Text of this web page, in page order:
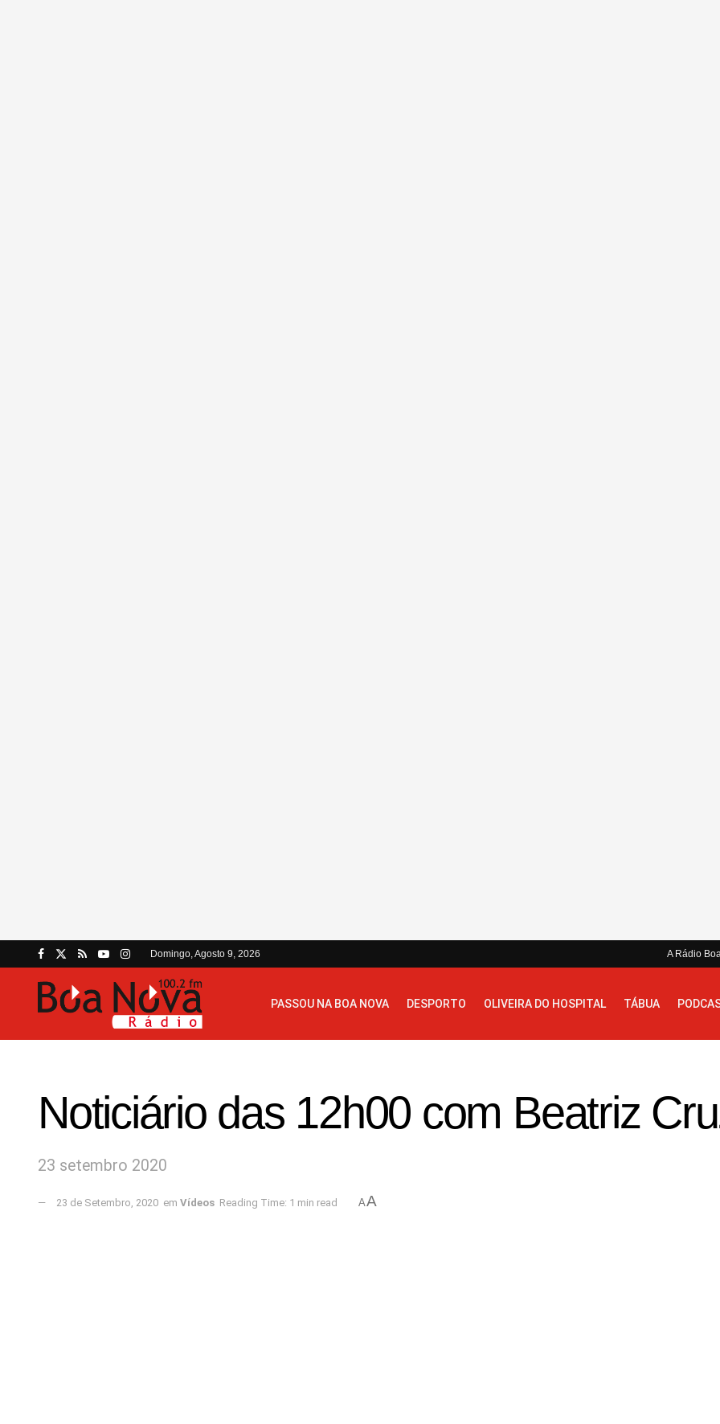
Domingo, Agosto 9, 2026 A Rádio
PASSOU NA BOA NOVA DESPORTO OLIVEIRA DO HOSPITAL TÁBUA
Noticiário das 12h00 com Beatriz
23 setembro 2020
23 de Setembro, 2020 em Vídeos Reading Time: 1 min read AA